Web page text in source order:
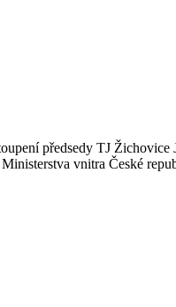
předsedy TJ
vnitra České